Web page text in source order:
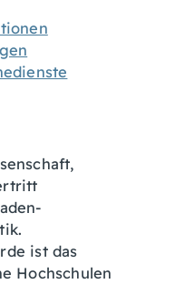
ist das
Hochschulen